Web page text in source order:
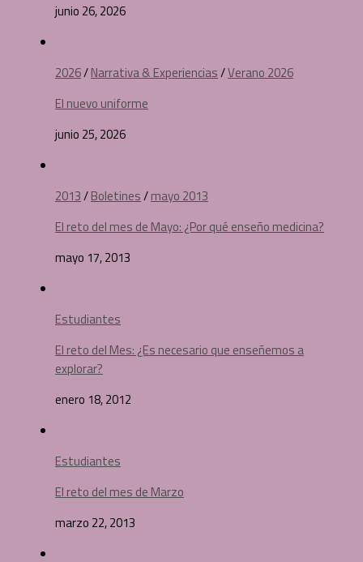
junio 26, 2026
2026/Narrativa & Experiencias/Verano 2026
El nuevo uniforme
junio 25, 2026
2013/Boletines/mayo 2013
El reto del mes de Mayo: ¿Por qué enseño medicina?
mayo 17, 2013
Estudiantes
El reto del Mes: ¿Es necesario que enseñemos a
explorar?
enero 18, 2012
Estudiantes
El reto del mes de Marzo
marzo 22, 2013